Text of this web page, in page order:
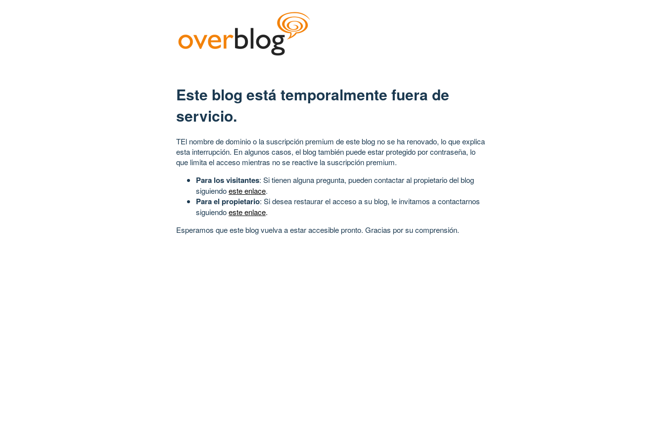
Este blog está temporalmente fuera de
servicio.
TEl nombre de dominio o la suscripción premium de este blog no se ha renovado, lo que explica
esta interrupción. En algunos casos, el blog también puede estar protegido por contraseña, lo
que limita el acceso mientras no se reactive la suscripción premium.
Para los visitantes: Si tienen alguna pregunta, pueden contactar al propietario del blog
siguiendoeste enlace.
Para el propietario: Si desea restaurar el acceso a su blog, le invitamos a contactarnos
siguiendoeste enlace.
Esperamos que este blog vuelva a estar accesible pronto. Gracias por su comprensión.